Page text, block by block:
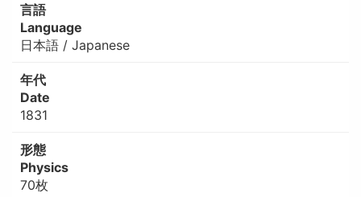
言語
Language
日本語 / Japanese
年代
Date
1831
形態
Physics
70枚